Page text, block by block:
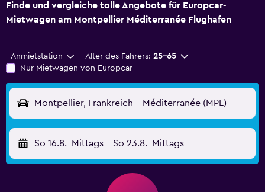
Finde und vergleiche tolle Angebote für Europcar-
Mietwagen am Montpellier Méditerranée Flughafen
Anmietstation Alter des Fahrers: 25-65
Nur Mietwagen von Europcar
Montpellier, Frankreich - Méditerranée (MPL)
So 16.8. Mittags - So 23.8. Mittags